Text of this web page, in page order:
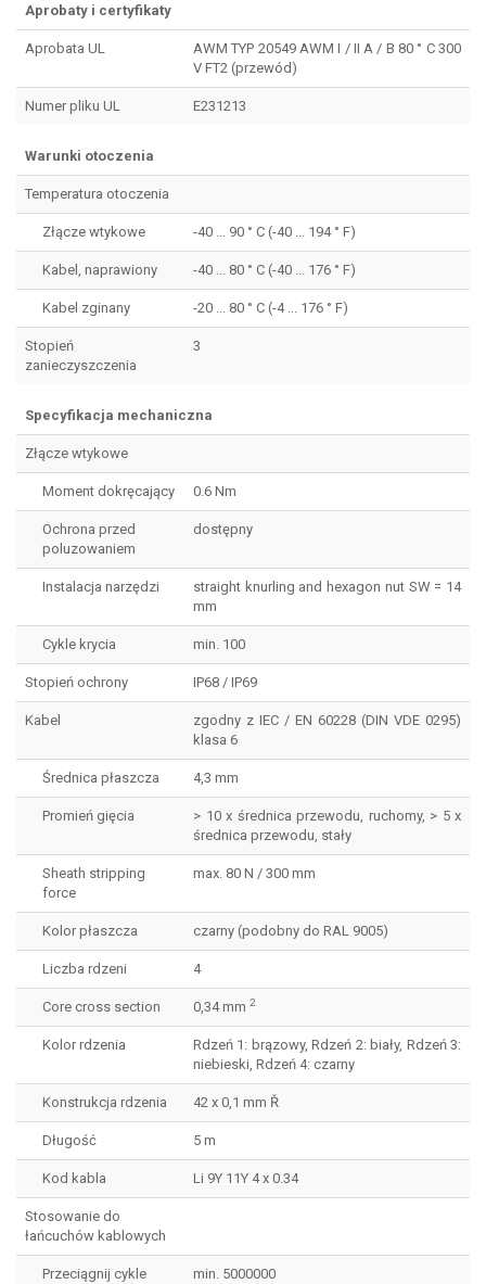
Aprobaty i certyfikaty
Aprobata UL
AWM TYP 20549 AWM I / II A / B 80 ° C 300
V FT2 (przewód)
Numer pliku UL E231213
Warunki otoczenia
Temperatura otoczenia
Złącze wtykowe -40 ... 90 ° C (-40 ... 194 ° F)
Kabel, naprawiony -40 ... 80 ° C (-40 ... 176 ° F)
Kabel zginany -20 ... 80 ° C (-4 ... 176 ° F)
Stopień
zanieczyszczenia
3
Specyfikacja mechaniczna
Złącze wtykowe
Moment dokręcający 0.6 Nm
Ochrona przed
poluzowaniem
dostępny
Instalacja narzędzi
straight knurling and hexagon nut SW = 14
mm
Cykle krycia min. 100
Stopień ochrony IP68 / IP69
Kabel
zgodny z IEC / EN 60228 (DIN VDE 0295)
klasa 6
Średnica płaszcza 4,3 mm
Promień gięcia
> 10 x średnica przewodu, ruchomy, > 5 x
średnica przewodu, stały
Sheath stripping
force
max. 80 N / 300 mm
Kolor płaszcza czarny (podobny do RAL 9005)
Liczba rdzeni 4
Core cross section 0,34 mm 2
Kolor rdzenia
Rdzeń 1: brązowy, Rdzeń 2: biały, Rdzeń 3:
niebieski, Rdzeń 4: czarny
Konstrukcja rdzenia 42 x 0,1 mm Ř
Długość 5 m
Kod kabla Li 9Y 11Y 4 x 0.34
Stosowanie do
łańcuchów kablowych
Przeciągnij cykle
min. 5000000